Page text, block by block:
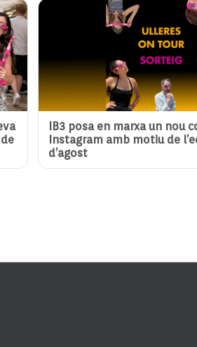
IB3 posa en marxa un nou
Instagram amb motiu de
d’agost